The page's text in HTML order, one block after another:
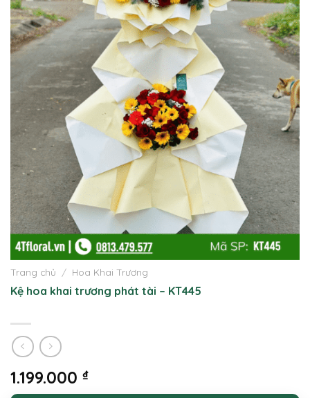
Trang chủ / Hoa Khai Trương
Kệ hoa khai trương phát tài – KT445
1.199.000 ₫